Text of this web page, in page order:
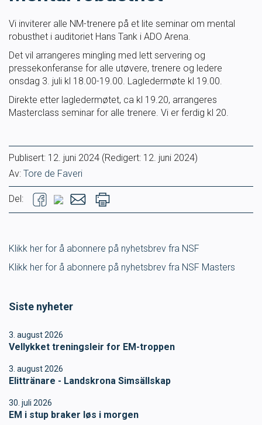
Konferanse 2026
Masterclass
Klubbdrift
For trenere
Tips og råd for utøvere og trenere
Blogg
Ungdomsidrett
Para svømmeidrett for alle
Bredde og folkehelse
Vi inviterer alle NM-trenere på et lite seminar om mental
robusthet i auditoriet Hans Tank i ADO Arena.
Det vil arrangeres mingling med lett servering og
pressekonferanse for alle utøvere, trenere og ledere
onsdag 3. juli kl 18.00-19.00. Lagledermøte kl 19.00.
Direkte etter lagledermøtet, ca kl 19.20, arrangeres
Masterclass seminar for alle trenere. Vi er ferdig kl 20.
Publisert: 12. juni 2024 (Redigert: 12. juni 2024)
Av: Tore de Faveri
Del:
Klikk her for å abonnere på nyhetsbrev fra NSF
Klikk her for å abonnere på nyhetsbrev fra NSF Masters
Siste nyheter
3. august 2026
Vellykket treningsleir for EM-troppen
3. august 2026
Elittränare - Landskrona Simsällskap
30. juli 2026
EM i stup braker løs i morgen